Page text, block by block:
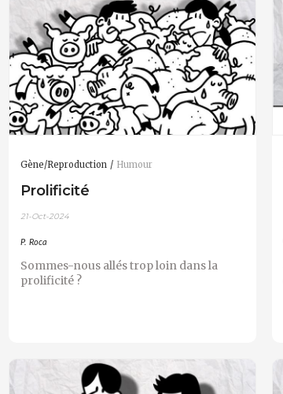
Gène/Reproduction Humour
Prolificité
21-Oct-2024
P. Roca
Sommes-nous allés trop loin dans la
prolificité ?